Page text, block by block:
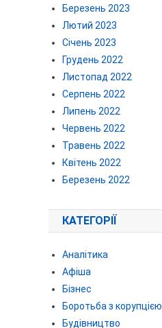
Березень 2023
Лютий 2023
Січень 2023
Грудень 2022
Листопад 2022
Серпень 2022
Липень 2022
Червень 2022
Травень 2022
Квітень 2022
Березень 2022
КАТЕГОРІЇ
Аналітика
Афіша
Бізнес
Боротьба з корупцією
Будівництво